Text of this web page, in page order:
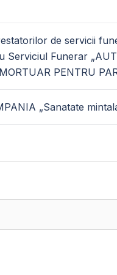
de servicii
Serviciul Funerar
MORTUAR PENTRU
„Sanatate